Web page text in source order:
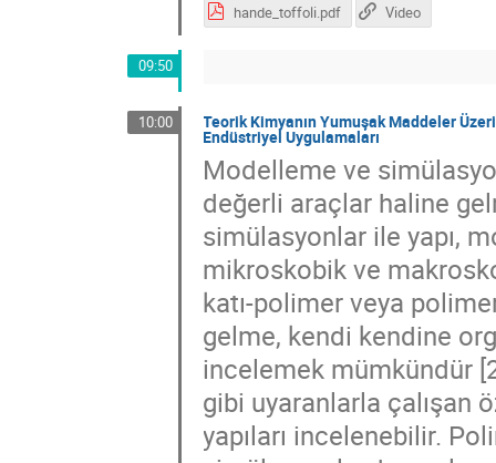
hande_toffoli.pdf Video
09:50
10:00 Teorik Kimyanın Yumuşak Maddeler
Endüstriyel Uygulamaları
Modelleme ve
değerli araçlar haline
simülasyonlar ile yapı,
mikroskobik ve
katı-polimer veya
gelme, kendi kendine
incelemek mümkündür
gibi uyaranlarla çalışan
yapıları incelenebilir.